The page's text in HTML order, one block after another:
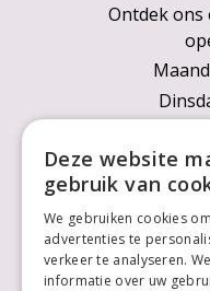
Ontdek ons
Deze website
gebruik van
We gebruiken cookies
advertenties te
verkeer te analyseren.
informatie over uw